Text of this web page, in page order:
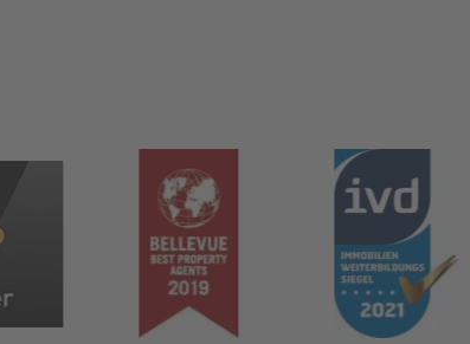
einem weiteren
WC und
Kamin, angrenzendem
Abstellraum sowie die